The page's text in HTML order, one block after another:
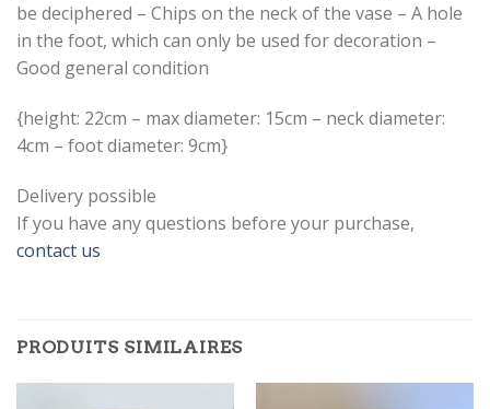
be deciphered – Chips on the neck of the vase – A hole
in the foot, which can only be used for decoration –
Good general condition
{height: 22cm – max diameter: 15cm – neck diameter:
4cm – foot diameter: 9cm}
Delivery possible
If you have any questions before your purchase,
contact us
PRODUITS SIMILAIRES